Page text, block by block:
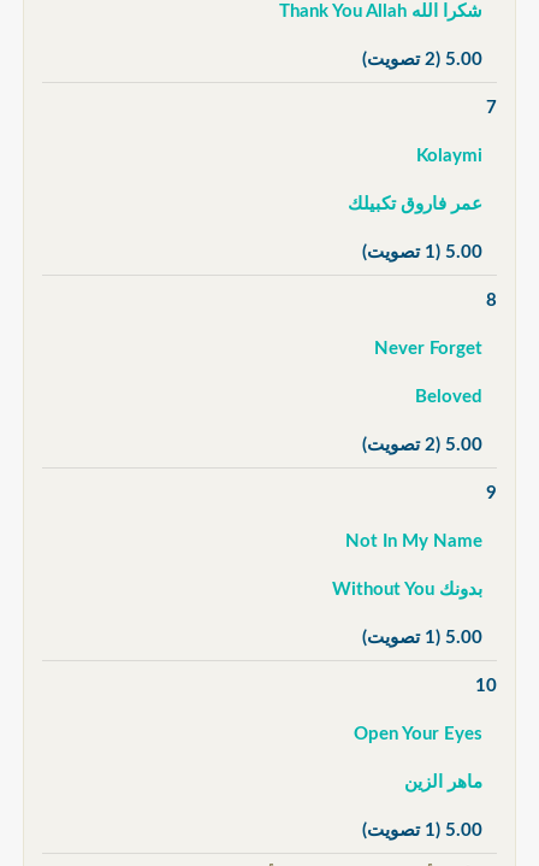
شكرا الله Thank You Allah
5.00 (2 تصويت)
7
Kolaymi
عمر فاروق تكبيلك
5.00 (1 تصويت)
8
Never Forget
Beloved
5.00 (2 تصويت)
9
Not In My Name
بدونك Without You
5.00 (1 تصويت)
10
Open Your Eyes
ماهر الزين
5.00 (1 تصويت)